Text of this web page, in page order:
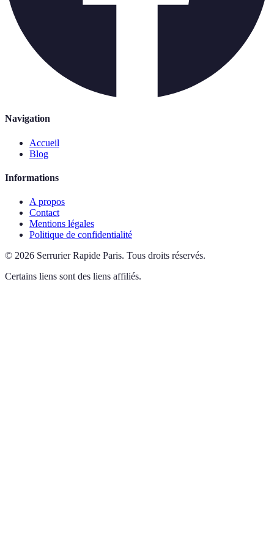
Navigation
Accueil
Blog
Informations
A propos
Contact
Mentions légales
Politique de confidentialité
© 2026 Serrurier Rapide Paris. Tous droits réservés.
Certains liens sont des liens affiliés.